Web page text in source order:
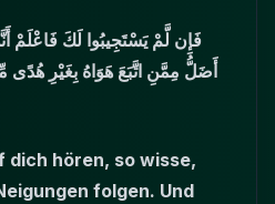
فَإِن لَّمْ يَسْتَجِيبُوا لَكَ فَاعْلَمْ
أَضَلُّ مِمَّنِ اتَّبَعَ هَوَاهُ بِغَيْرِ هُدًى
dich hören, so wisse,
folgen. Und